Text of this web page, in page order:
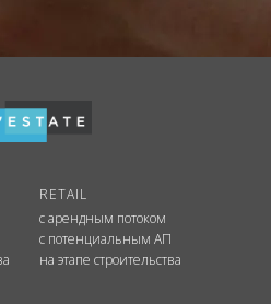
RETAIL
с арендным потоком
с потенциальным АП
на этапе строительства